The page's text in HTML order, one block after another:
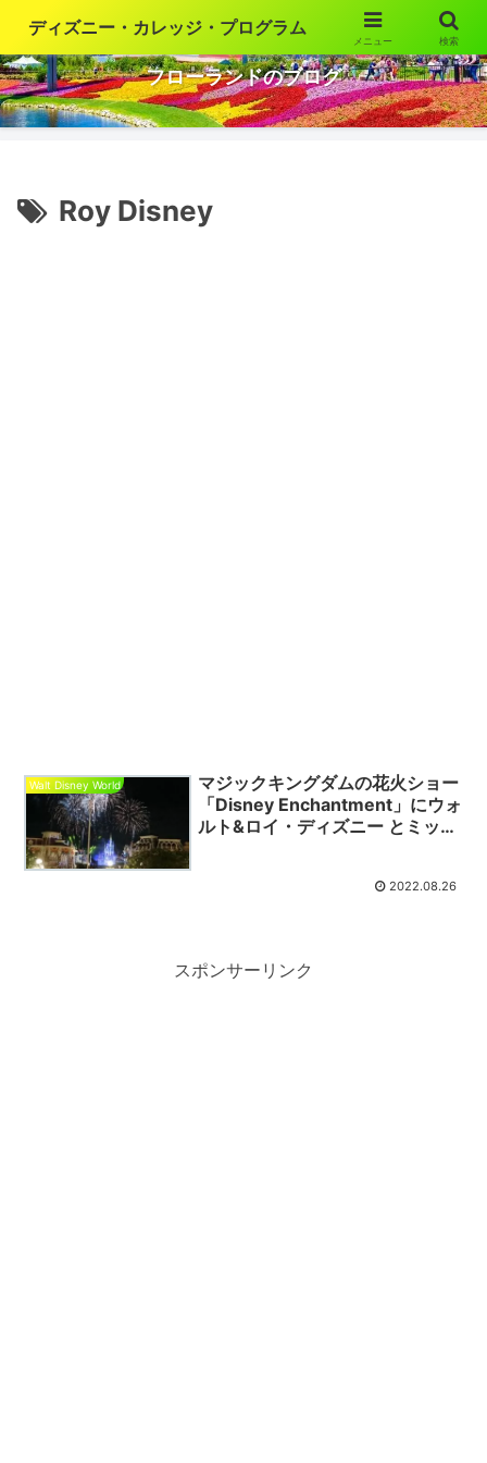
ウォルト・ディズニー・ワールドの魅力を語ります
フローランドのブログ
Roy Disney
Walt Disney World
マジックキングダムの花火ショー
「Disney Enchantment」にウォ
ルト&ロイ・ディズニー とミッキ
2022.08.26
スポンサーリンク
ディズニー・カレッジ・プログラム
メニュー 検索